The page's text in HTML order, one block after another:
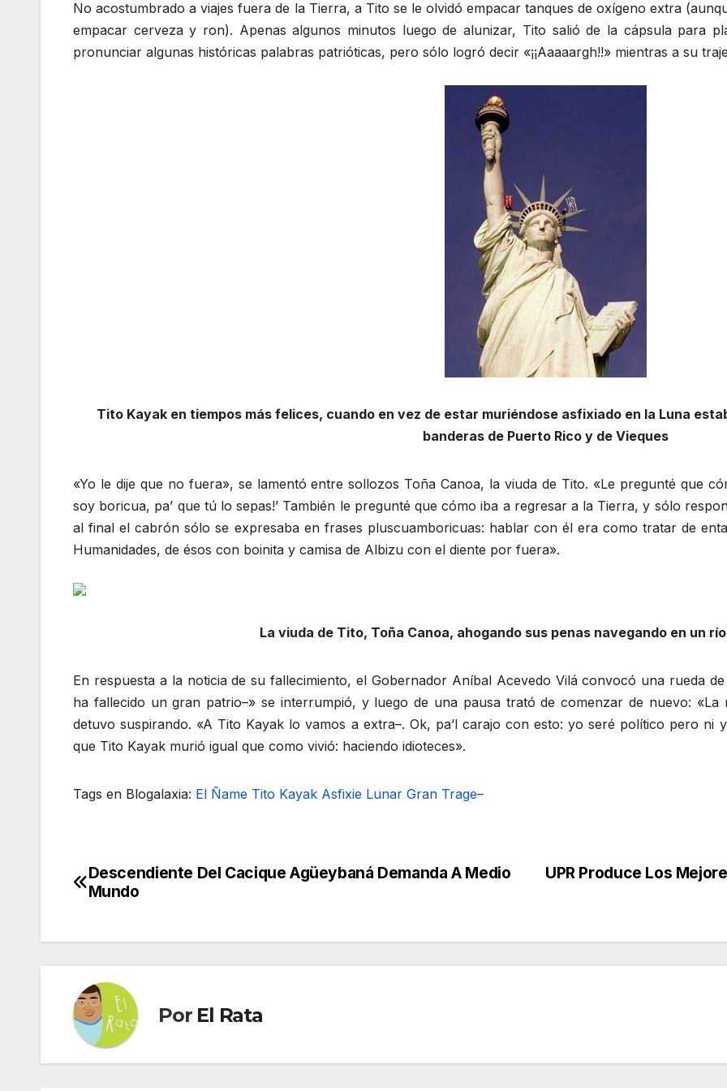
No acostumbrado a viajes fuera de la Tierra, a Tito se le olvidó empacar tanques de oxígeno extra
empacar cerveza y ron). Apenas algunos minutos luego de alunizar, Tito salió de la cápsula para
pronunciar algunas históricas palabras patrióticas, pero sólo logró decir «¡¡Aaaaargh!!» mientras a su
Tito Kayak en tiempos más felices, cuando en vez de estar muriéndose asfixiado en la Luna
banderas de Puerto Rico y de Vieques
«Yo le dije que no fuera», se lamentó entre sollozos Toña Canoa, la viuda de Tito. «Le pregunté que
soy boricua, pa’ que tú lo sepas!’ También le pregunté que cómo iba a regresar a la Tierra, y sólo
al final el cabrón sólo se expresaba en frases pluscuamboricuas: hablar con él era como tratar de
Humanidades, de ésos con boinita y camisa de Albizu con el diente por fuera».
La viuda de Tito, Toña Canoa, ahogando sus penas navegando en un
En respuesta a la noticia de su fallecimiento, el Gobernador Aníbal Acevedo Vilá convocó una rueda
ha fallecido un gran patrio–» se interrumpió, y luego de una pausa trató de comenzar de nuevo:
detuvo suspirando. «A Tito Kayak lo vamos a extra–. Ok, pa’l carajo con esto: yo seré político pero ni
que Tito Kayak murió igual que como vivió: haciendo idioteces».
Tags en Blogalaxia: El Ñame Tito Kayak Asfixie Lunar Gran Trage–
Navegación
entradas
UPR Produce Los
Descendiente Del Cacique Agüeybaná Demanda A Medio
Mundo
Por El Rata